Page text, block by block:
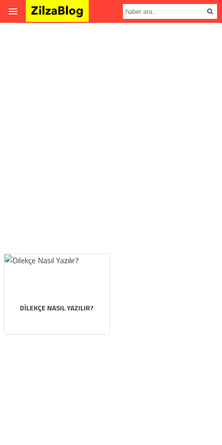
DILEKÇE NASIL YAZILIR?